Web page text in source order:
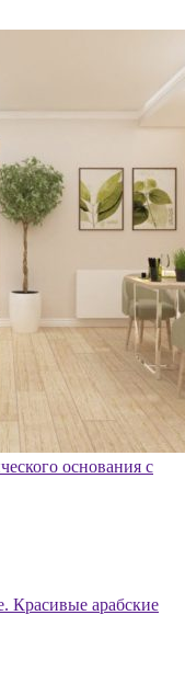
основания с
Красивые арабские